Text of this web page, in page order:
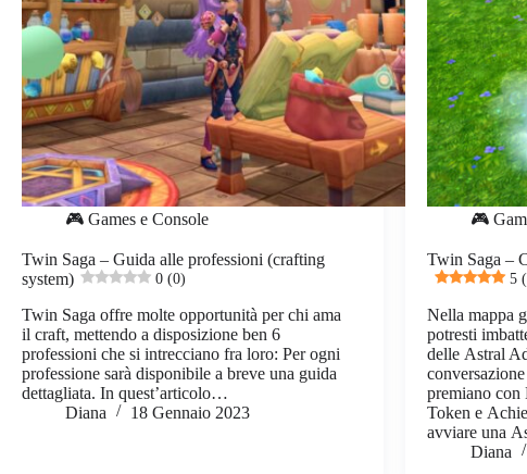
🎮 Games e Console
Twin Saga – Guida alle professioni (crafting
system)
0 (0)
Twin Saga offre molte opportunità per chi ama
il craft, mettendo a disposizione ben 6
professioni che si intrecciano fra loro: Per ogni
professione sarà disponibile a breve una guida
dettagliata. In quest’articolo…
Diana
18 Gennaio 2023
🎮
Twin Saga –
5
Nella mappa
potresti
delle Astral
premiano
Token e
avviare una
Diana